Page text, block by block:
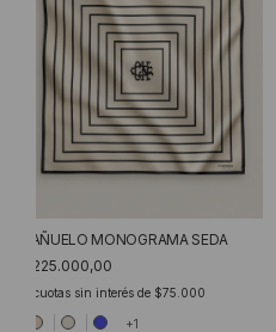
PAÑUELO MONOGRAMA SEDA
$225.000,00
cuotas sin interés de $75.000
+1